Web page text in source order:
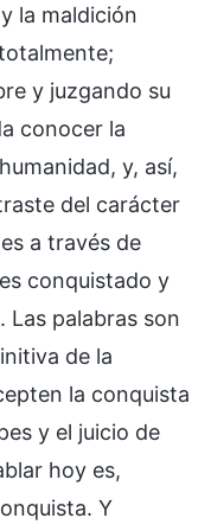
la maldición
y juzgando su
conocer la
y, así,
del carácter
a través de
conquistado y
palabras son
de la
la conquista
y el juicio de
hoy es,
Y